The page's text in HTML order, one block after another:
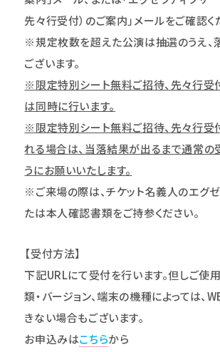
先々行受付）のご案内」メールをご確認く
※規定枚数を超えた公演は抽選のうえ、
ございます。
※限定特別シート無料ご招待、先々行受
は同時に行います。
※限定特別シート無料ご招待、先々行受
れる場合は、当落結果が出るまで通常の
うにお願いいたします。
※ご来場の際は、チケット名義人のエグゼ
たは本人確認書類をご持参ください。
【受付方法】
下記URLにて受付を行います。但しご使
類・バージョン、端末の機種によっては、
きない場合もございます。
お申込みはこちらから